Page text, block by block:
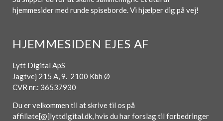
hjemmesider med runde spiseborde. Vi hjælper dig på vej!
HJEMMESIDEN EJES AF
Lytt Digital ApS
Jagtvej 215 A, 9. 2100 Kbh Ø
CVR nr.: 36537930
Du er velkommen til at skrive til os på
affiliate[@]lyttdigital.dk, hvis du har forslag til forbedringer